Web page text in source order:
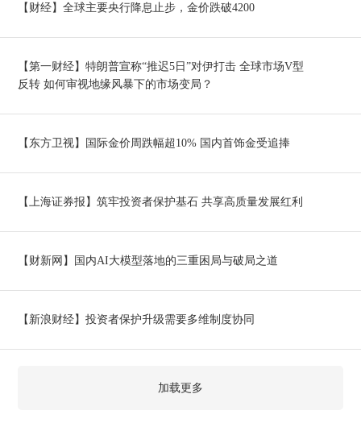
【财经】全球主要央行降息止步，金价跌破4200
【第一财经】特朗普宣称“推迟5日”对伊打击 全球市场V型
反转 如何审视地缘风暴下的市场变局？
【东方卫视】国际金价周跌幅超10% 国内首饰金受追捧
【上海证券报】筑牢投资者保护基石 共享高质量发展红利
【财新网】国内AI大模型落地的三重困局与破局之道
【新浪财经】投资者保护升级需要多维制度协同
加载更多